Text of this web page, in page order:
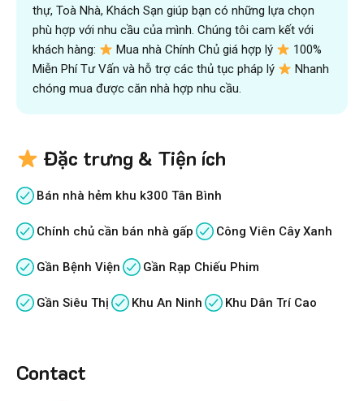
thự, Toà Nhà, Khách Sạn giúp bạn có những lựa chọn
phù hợp với nhu cầu của mình. Chúng tôi cam kết với
khách hàng:
Mua nhà Chính Chủ giá hợp lý
100%
Miễn Phí Tư Vấn và hỗ trợ các thủ tục pháp lý
Nhanh
chóng mua được căn nhà hợp nhu cầu.
Đặc trưng & Tiện ích
Bán nhà hẻm khu k300 Tân Bình
Chính chủ cần bán nhà gấp Công Viên Cây Xanh
Gần Bệnh Viện Gần Rạp Chiếu Phim
Gần Siêu Thị Khu An Ninh Khu Dân Trí Cao
Contact